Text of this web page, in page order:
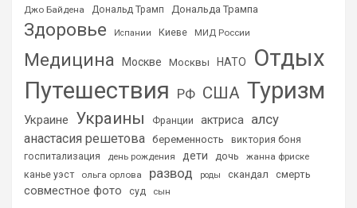
Джо Байдена
Дональд Трамп Дональда Трампа
Здоровье Испании Киеве МИД России
Медицина Москве Москвы НАТО
Отдых
Путешествия РФ США Туризм
Украине Украины Франции актриса алсу
анастасия решетова беременность
виктория боня
госпитализация
день рождения дети дочь
жанна фриске
канье уэст
ольга орлова развод роды скандал смерть
совместное фото суд сын